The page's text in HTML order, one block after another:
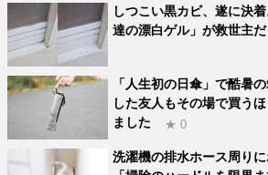
しつこい黒カビ、遂に決
達の漂白ゲル」が救世主
「人生初の日傘」で酷暑
した友人もその場で買う
ました
★ 0
洗濯機の排水ホース周りに